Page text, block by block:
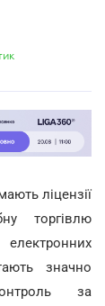
ліцензії
торгівлю
значно
за